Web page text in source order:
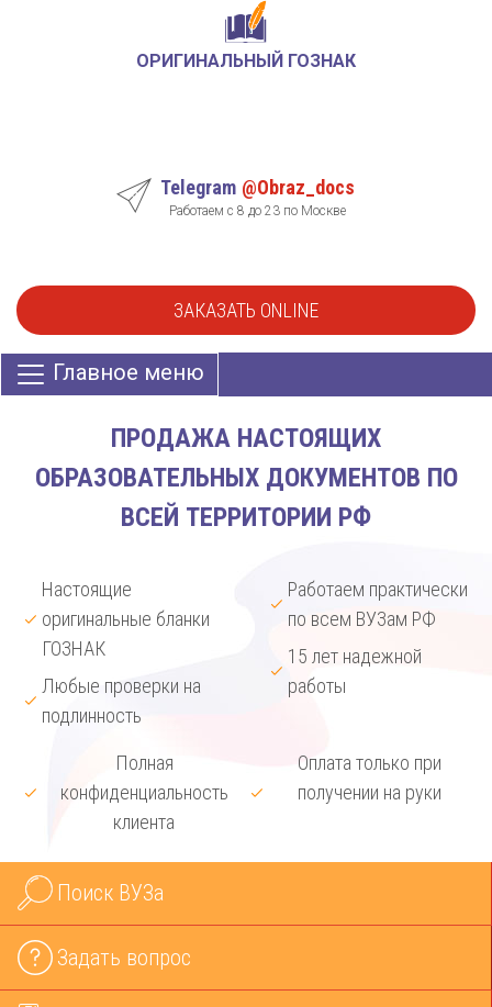
ОРИГИНАЛЬНЫЙ ГОЗНАК
Telegram @Obraz_docs
Работаем с 8 до 23 по Москве
ЗАКАЗАТЬ ONLINE
Главное меню
ПРОДАЖА НАСТОЯЩИХ
ОБРАЗОВАТЕЛЬНЫХ ДОКУМЕНТОВ ПО
ВСЕЙ ТЕРРИТОРИИ РФ
Настоящие
оригинальные бланки
ГОЗНАК
Любые проверки на
подлинность
Работаем практически
по всем ВУЗам РФ
15 лет надежной
работы
Полная
конфиденциальность
клиента
Оплата только при
получении на руки
Поиск ВУЗа
Задать вопрос